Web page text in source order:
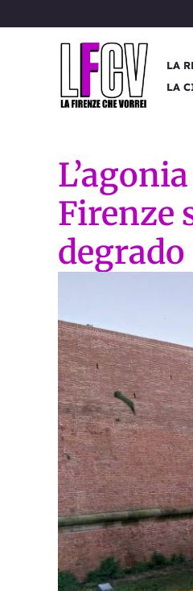
al
LA
LA
Firenze
degrado